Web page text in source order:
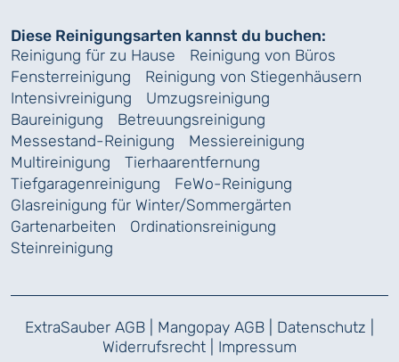
Diese Reinigungsarten kannst du buchen:
Reinigung für zu Hause
Reinigung von Büros
Fensterreinigung
Reinigung von Stiegenhäusern
Intensivreinigung
Umzugsreinigung
Baureinigung
Betreuungsreinigung
Messestand-Reinigung
Messiereinigung
Multireinigung
Tierhaarentfernung
Tiefgaragenreinigung
FeWo-Reinigung
Glasreinigung für Winter/Sommergärten
Gartenarbeiten
Ordinationsreinigung
Steinreinigung
ExtraSauber AGB Mangopay AGB Datenschutz
Widerrufsrecht
Impressum